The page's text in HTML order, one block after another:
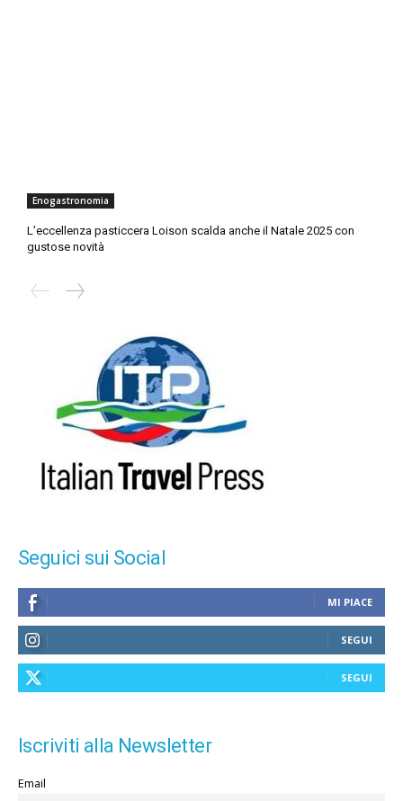
Enogastronomia
L’eccellenza pasticcera Loison scalda anche il Natale 2025 con
gustose novità
Seguici sui Social
MI PIACE
SEGUI
SEGUI
Iscriviti alla Newsletter
Email